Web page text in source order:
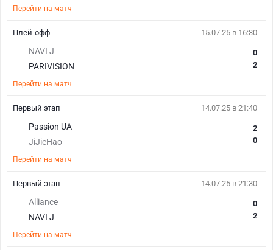
Перейти на матч
15.07.25 в 16:30
NAVI J
PARIVISION
0
2
Перейти на матч
Плей-офф
14.07.25 в 21:40
Passion UA
JiJieHao
2
0
Перейти на матч
Первый этап
14.07.25 в 21:30
Alliance
NAVI J
0
2
Перейти на матч
Первый этап